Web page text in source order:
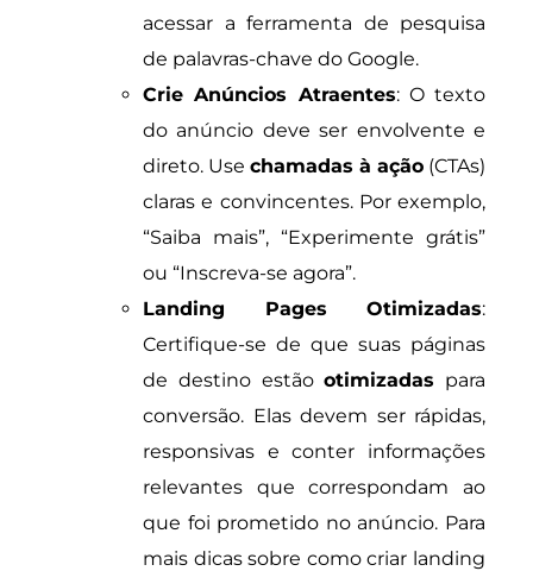
acessar a ferramenta de pesquisa
de palavras-chave do Google.
Crie Anúncios Atraentes: O texto
do anúncio deve ser envolvente e
direto. Use chamadas à ação (CTAs)
claras e convincentes. Por exemplo,
“Saiba mais”, “Experimente grátis”
ou “Inscreva-se agora”.
Landing Pages Otimizadas:
Certifique-se de que suas páginas
de destino estãootimizadas para
conversão. Elas devem ser rápidas,
responsivas e conter informações
relevantes que correspondam ao
que foi prometido no anúncio. Para
mais dicas sobre como criar landing